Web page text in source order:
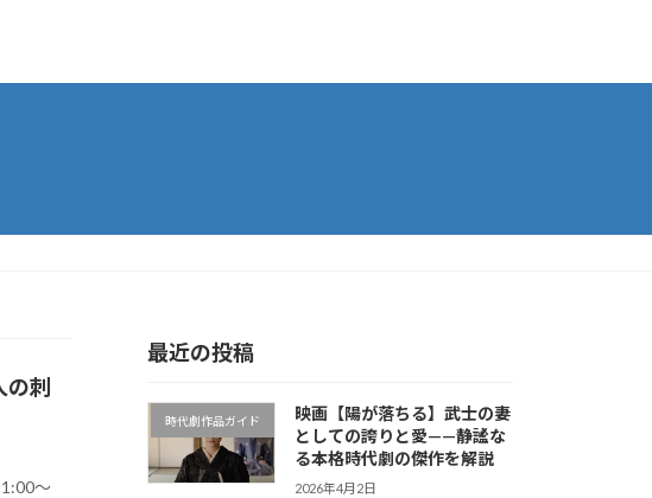
刺
～
最近の投稿
時代劇作品ガイド
映画【陽が落ちる】武士の妻
としての誇りと愛——静謐な
る本格時代劇の傑作を解説
2026年4月2日